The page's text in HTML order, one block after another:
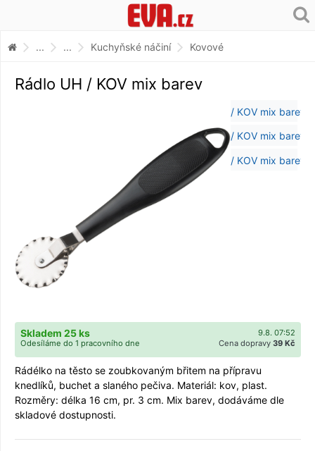
... ... Kuchyňské náčiní Kovové
Rádlo UH / KOV mix barev
9.8. 07:52
Skladem 25 ks
Cena dopravy 39 Kč
Odesíláme do 1 pracovního dne
Rádélko na těsto se zoubkovaným břitem na přípravu
knedlíků, buchet a slaného pečiva. Materiál: kov, plast.
Rozměry: délka 16 cm, pr. 3 cm. Mix barev, dodáváme dle
skladové dostupnosti.